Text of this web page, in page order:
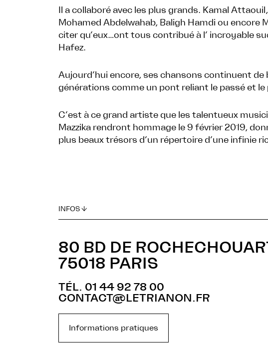
Il a collaboré avec les plus grands. Kamal
Mohamed Abdelwahab, Baligh Hamdi ou encore
citer qu’eux…ont tous contribué à l’ incroyable
Hafez.
Aujourd’hui encore, ses chansons continuent
générations comme un pont reliant le passé et le
C’est à ce grand artiste que les talentueux
Mazzika rendront hommage le 9 février 2019,
plus beaux trésors d’un répertoire d’une infinie
INFOS ↓
80 BD DE
75018 PARIS
TÉL. 01 44 92 78 00
CONTACT@LETRIANON.FR
Informations pratiques